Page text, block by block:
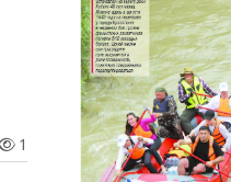
1